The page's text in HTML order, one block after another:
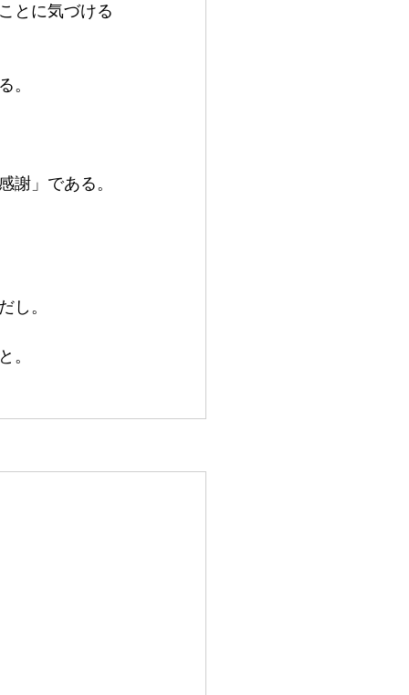
とに気づける
。
謝」である。
し。
。